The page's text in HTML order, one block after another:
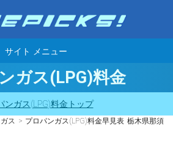
サイト メニュー
ガス(LPG)料金
ンガス(LPG)料金トップ
ガス > プロパンガス(LPG)料金早見表 栃木県那須